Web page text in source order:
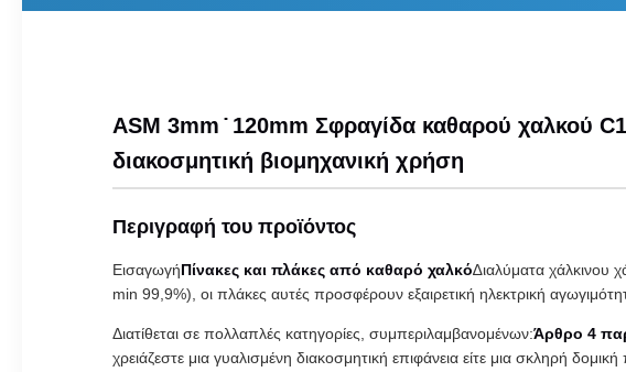
ASM 3mm ̇ 120mm Σφραγίδα καθαρού χαλκού
διακοσμητική βιομηχανική χρήση
Περιγραφή του προϊόντος
ΕισαγωγήΠίνακες και πλάκες από καθαρό χαλκό∆ιαλύματα χάλκινου
min 99,9%), οι πλάκες αυτές προσφέρουν εξαιρετική ηλεκτρική
Διατίθεται σε πολλαπλές κατηγορίες, συμπεριλαμβανομένων:Άρθρο 4
χρειάζεστε μια γυαλισμένη διακοσμητική επιφάνεια είτε μια σκληρή